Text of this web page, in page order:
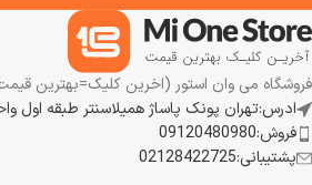
فروشگاه می وان استور (اخرین کلیک=بهترین
ادرس:تهران پونک پاساژ همیلاسنتر طبقه اول واحد 141 فروشگاه
فروش:09120480980
پشتیبانی:02128422725